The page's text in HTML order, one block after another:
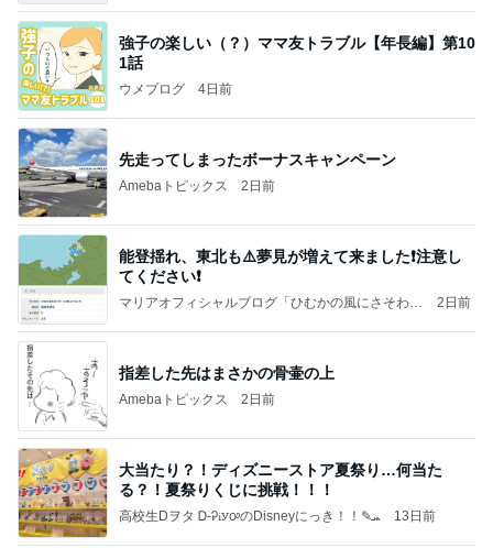
強子の楽しい（？）ママ友トラブル【年長編】第10
1話
ウメブログ 4日前
先走ってしまったボーナスキャンペーン
Amebaトピックス 2日前
能登揺れ、東北も⚠️夢見が増えて来ました❗️注意し
てください❗️
マリアオフィシャルブログ「ひむかの風にさそわれ
2日前
指差した先はまさかの骨壷の上
Amebaトピックス 2日前
大当たり？！ディズニーストア夏祭り…何当た
る？！夏祭りくじに挑戦！！！
高校生Dヲタ Ꭰ-ᎮꭵꭹꭴのDisneyにっき！！✎ܚ 13日前